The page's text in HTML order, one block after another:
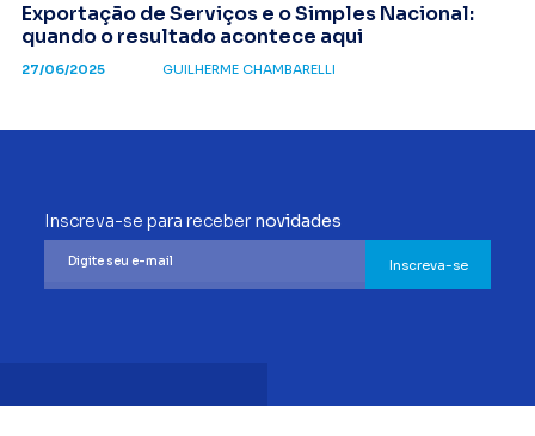
Exportação de Serviços e o Simples Nacional:
quando o resultado acontece aqui
27/06/2025 GUILHERME CHAMBARELLI
Inscreva-se para receber novidades
Inscreva-se